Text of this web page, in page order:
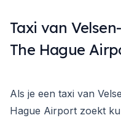
Taxi van
The Hague
Als je een taxi van
Hague Airport zoekt